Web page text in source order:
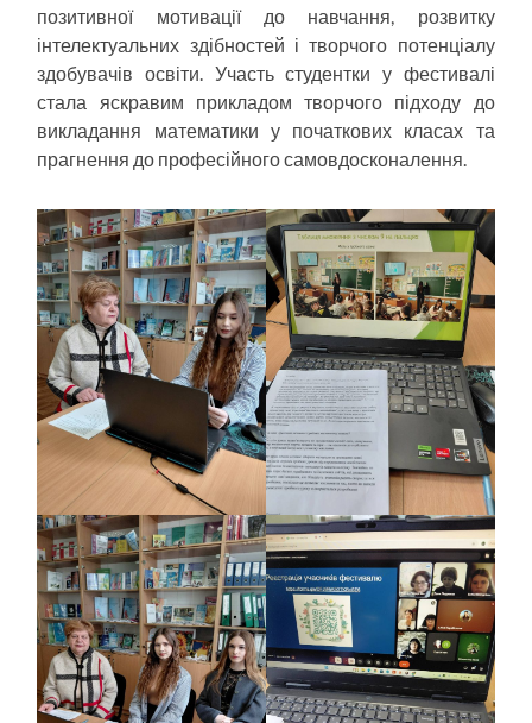
позитивної мотивації до навчання, розвитку
інтелектуальних здібностей і творчого потенціалу
здобувачів освіти. Участь студентки у фестивалі
стала яскравим прикладом творчого підходу до
викладання математики у початкових класах та
прагнення до професійного самовдосконалення.